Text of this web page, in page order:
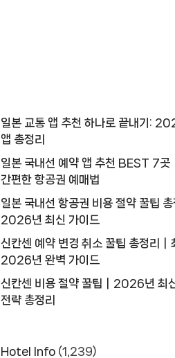
일본 교통 앱 추천 하나로 끝내기:
앱 총정리
일본 국내선 예약 앱 추천 BEST 7곳
간편한 항공권 예매법
일본 국내선 항공권 비용 절약 꿀팁 총
2026년 최신 가이드
신칸센 예약 변경 취소 꿀팁 총정리｜
2026년 완벽 가이드
신칸센 비용 절약 꿀팁｜2026년 최
전략 총정리
Hotel Info (1,239)